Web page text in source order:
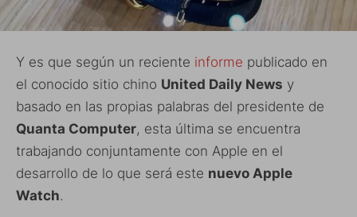
Y es que según un reciente informe publicado en
el conocido sitio chino United Daily News y
basado en las propias palabras del presidente de
Quanta Computer, esta última se encuentra
trabajando conjuntamente con Apple en el
desarrollo de lo que será este nuevo Apple
Watch.